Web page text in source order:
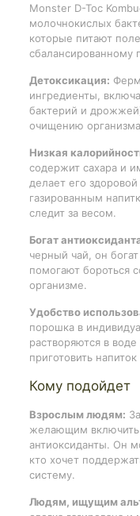
Monster D-Toc
молочнокислых
которые питают
сбалансированному
Детоксикация:
ингредиенты,
бактерий и
очищению
Низкая
содержит сахара и
делает его
газированным
следит за весом.
Богат
черный чай, он
помогают бороться
организме.
Удобство
порошка в
растворяются в
приготовить
Кому подойдет
Взрослым людям:
желающим включить
антиоксиданты. Он
кто хочет
систему.
Людям, ищущим